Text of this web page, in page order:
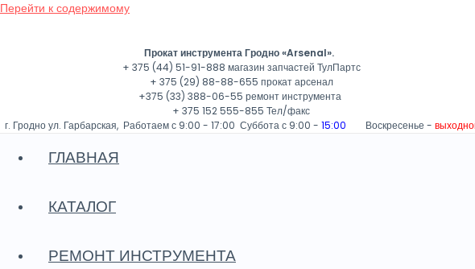
Перейти к содержимому
Прокат инструмента Гродно «Arsenal».
+ 375 (44) 51-91-888 магазин запчастей ТулПартс
+ 375 (29) 88-88-655 прокат арсенал
+375 (33) 388-06-55 ремонт инструмента
+ 375 152 555-855 Тел/факс
г. Гродно ул. Гарбарская, Работаем с 9:00 - 17:00 Суббота с 9:00 - 15:00 Воскресенье -
ГЛАВНАЯ
КАТАЛОГ
РЕМОНТ ИНСТРУМЕНТА